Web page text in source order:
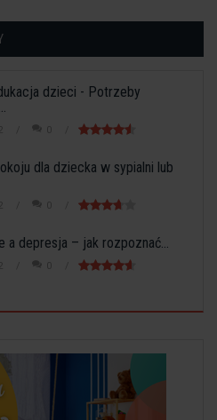
dzieci - Potrzeby
0
dla dziecka w sypialni lub
0
a depresja – jak rozpoznać...
0